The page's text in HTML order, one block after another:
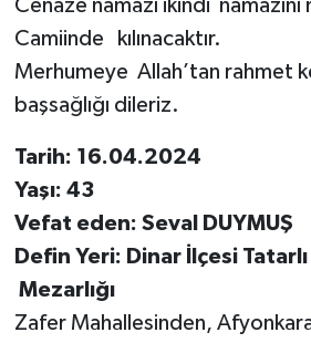
Cenaze namazı ikindi
Camiinde kılınacaktır.
Merhumeye Allah’tan rahmet
başsağlığı dileriz.
Tarih: 16.04.2024
Yaşı: 43
Vefat eden: Seval DUYMUŞ
Defin Yeri: Dinar İlçesi Tatarlı
Mezarlığı
Zafer Mahallesinden,